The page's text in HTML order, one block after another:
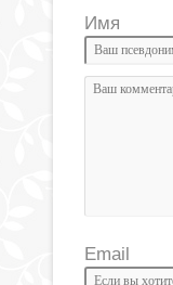
Имя
Email